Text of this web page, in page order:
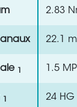
2.83
22.1
1.5
24 HG